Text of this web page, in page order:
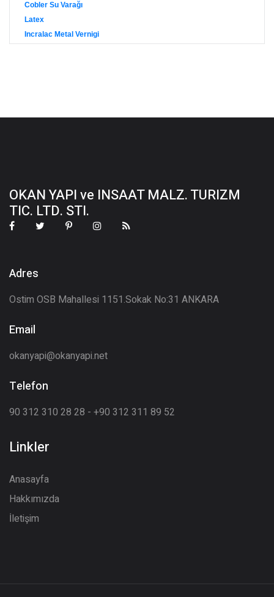
Cobler Su Varağı
Latex
Incralac Metal Vernigi
OKAN YAPI ve INSAAT MALZ. TURIZM
TIC. LTD. STI.
Linkler
Anasayfa
Hakkımızda
İletişim
Adres
Ostim OSB Mahallesi 1151.Sokak No:31 ANKARA
Email
okanyapi@okanyapi.net
Telefon
90 312 310 28 28 - +90 312 311 89 52